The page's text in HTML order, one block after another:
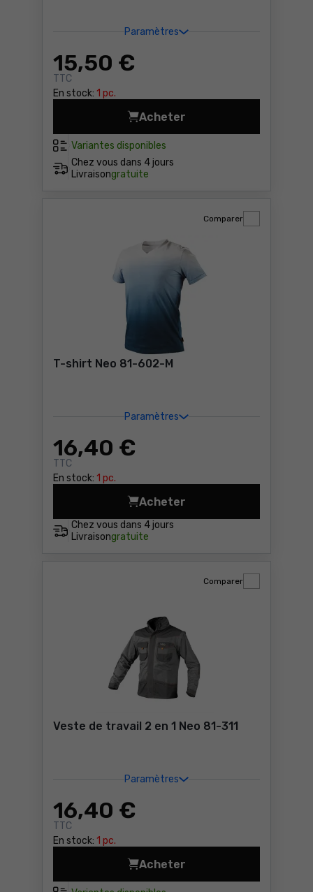
Paramètres
15,50 €
TTC
En stock: 1 pc.
Variantes disponibles
Chez vous dans 4 jours
Livraisongratuite
Acheter
T-shirt avec imprimé Neo
T-shirt Neo 81-602-M
Paramètres
16,40 €
TTC
En stock: 1 pc.
Comparer
Chez vous dans 4 jours
Livraisongratuite
Acheter
T-shirt Neo 81-602-M Prix
Veste de travail 2 en 1 Neo 81-311
Paramètres
16,40 €
TTC
En stock: 1 pc.
Comparer
Acheter
Veste de travail 2 en 1 Neo